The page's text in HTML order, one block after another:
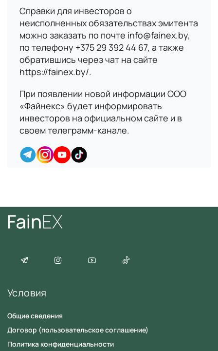
Справки для инвесторов о
неисполненных обязательствах эмитента
можно заказать по почте info@fainex.by,
по телефону +375 29 392 44 67, а также
обратившись через чат на сайте
https://fainex.by/.
При появлении новой информации ООО
«Файнекс» будет информировать
инвесторов на официальном сайте и в
своем телеграмм-канале.
Условия
Общие сведения
Договор (пользовательское соглашение)
Политика конфиденциальности
Номер телефона
Email
Вопрос
Согласиена обработку персональных данных
В данный момент платформа
находится в разработке,
следите за новостями о
запуске!